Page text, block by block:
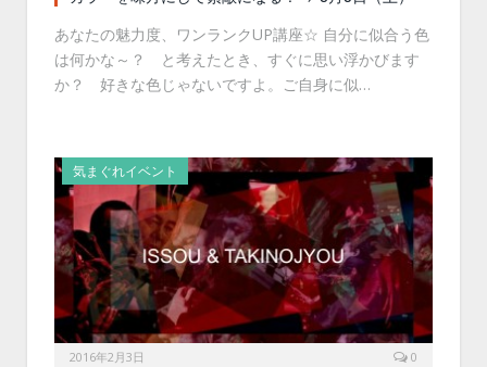
あなたの魅力度、ワンランクUP講座☆ 自分に似合う色
は何かな～？ と考えたとき、すぐに思い浮かびます
か？ 好きな色じゃないですよ。ご自身に似…
気まぐれイベント
2016年2月3日 0